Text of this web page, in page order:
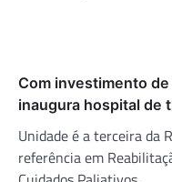
Com investimento de
inaugura hospital de
Unidade é a terceira da
referência em